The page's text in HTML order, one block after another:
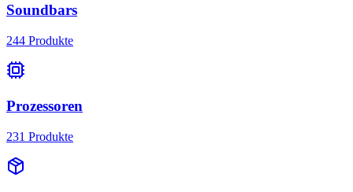
Soundbars
244 Produkte
Prozessoren
231 Produkte